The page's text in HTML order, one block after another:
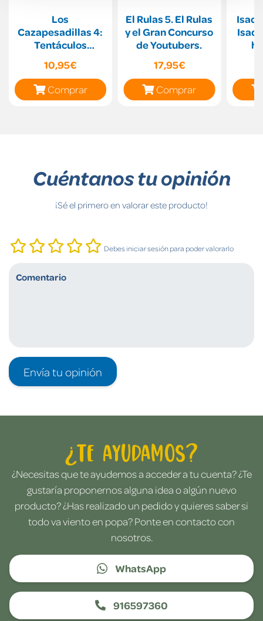
Los
Cazapesadillas 4:
Tentáculos
10,95€
Comprar
El Rulas 5. El Rulas
y el Gran Concurso
de Youtubers.
17,95€
Comprar
Cuéntanos tu opinión
¡Sé el primero en valorar este producto!
Debes iniciar sesión para poder valorarlo
Envía tu opinión
¿Te ayudamos?
¿Necesitas que te ayudemos a acceder a tu cuenta? ¿Te
gustaría proponernos alguna idea o algún nuevo
producto? ¿Has realizado un pedido y quieres saber si
todo va viento en popa? Ponte en contacto con
nosotros.
WhatsApp
916597360